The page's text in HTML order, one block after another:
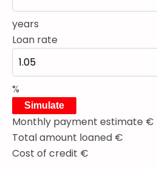
years
Loan rate
%
Simulate
Monthly payment estimate €
Total amount loaned €
Cost of credit €